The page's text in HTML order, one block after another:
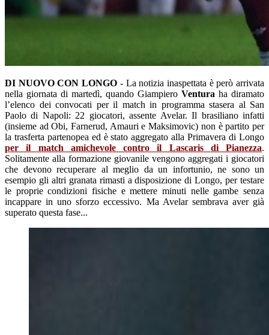
DI NUOVO CON LONGO - La notizia inaspettata è però arrivata
nella giornata di martedì, quando Giampiero Ventura ha diramato
l’elenco dei convocati per il match in programma stasera al San
Paolo di Napoli: 22 giocatori, assente Avelar. Il brasiliano infatti
(insieme ad Obi, Farnerud, Amauri e Maksimovic) non è partito per
la trasferta partenopea ed è stato aggregato alla Primavera di Longo
per il match amichevole contro il Lascaris di Pianezza.
Solitamente alla formazione giovanile vengono aggregati i giocatori
che devono recuperare al meglio da un infortunio, ne sono un
esempio gli altri granata rimasti a disposizione di Longo, per testare
le proprie condizioni fisiche e mettere minuti nelle gambe senza
incappare in uno sforzo eccessivo. Ma Avelar sembrava aver già
superato questa fase...